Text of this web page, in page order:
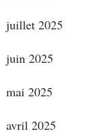
juillet 2025
juin 2025
mai 2025
avril 2025